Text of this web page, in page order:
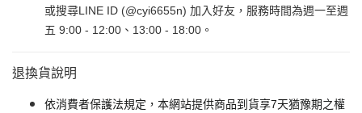
或搜尋LINE ID (@cyi6655n) 加入好友，服務時間為週一至週
五 9:00 - 12:00、13:00 - 18:00。
退換貨說明
依消費者保護法規定，本網站提供商品到貨享7天猶豫期之權